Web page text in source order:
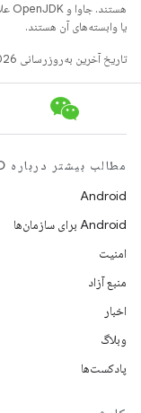
یا وابسته‌های آن هستند.
تاریخ آخرین به‌روزرسانی 2026-08-06 به‌وقت ساعت هماهنگ جهانی.
مطالب بیشتر درباره ANDROID
Android
Android برای سازمان‌ها
امنیت
منبع آزاد
اخبار
وبلاگ
پادکست‌ها